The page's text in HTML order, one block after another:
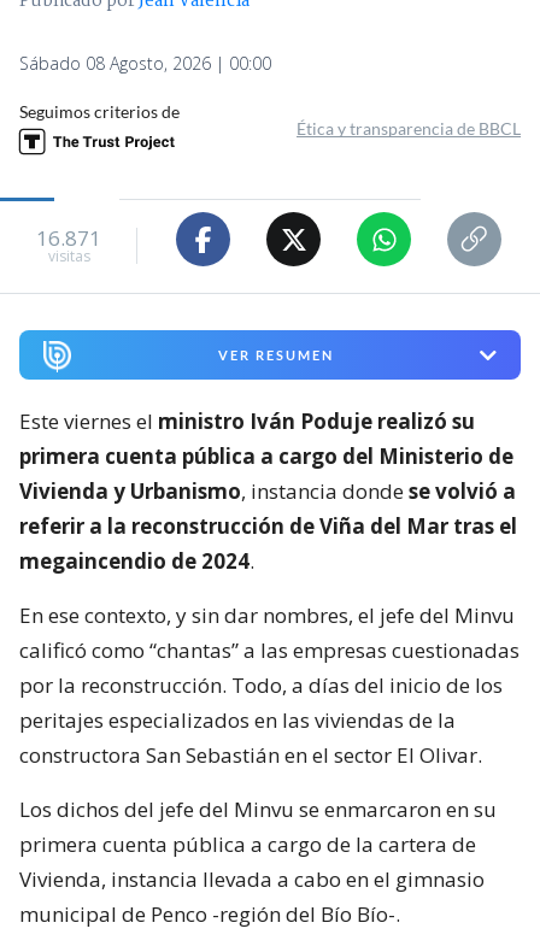
Sábado 08 Agosto, 2026 | 00:00
Seguimos criterios de
Ética y transparencia de BBCL
16.871
visitas
VER RESUMEN
Este viernes el ministro Iván Poduje realizó su
primera cuenta pública a cargo del Ministerio de
Vivienda y Urbanismo, instancia dondese volvió a
referir a la reconstrucción de Viña del Mar tras el
megaincendio de 2024.
En ese contexto, y sin dar nombres, el jefe del Minvu
calificó como “chantas” a las empresas cuestionadas
por la reconstrucción. Todo, a días del inicio de los
peritajes especializados en las viviendas de la
constructora San Sebastián en el sector El Olivar.
Los dichos del jefe del Minvu se enmarcaron en su
primera cuenta pública a cargo de la cartera de
Vivienda, instancia llevada a cabo en el gimnasio
municipal de Penco -región del Bío Bío-.